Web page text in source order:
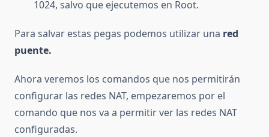
1024, salvo que ejecutemos en Root.
Para salvar estas pegas podemos utilizar una red
puente.
Ahora veremos los comandos que nos permitirán
configurar las redes NAT, empezaremos por el
comando que nos va a permitir ver las redes NAT
configuradas.